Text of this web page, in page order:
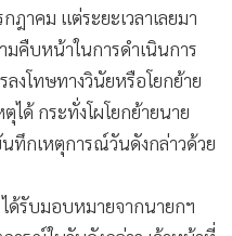
าคม แต่ระยะเวลาเลยมา
มคืบหน้าในการดำเนินการ
งโทษทางวินัยหรือโยกย้าย
ได้ กระทั่งโผโยกย้ายนาย
ทึกเหตุการณ์วันดังกล่าวด้วย
ด้รับมอบหมายจากนายกฯ